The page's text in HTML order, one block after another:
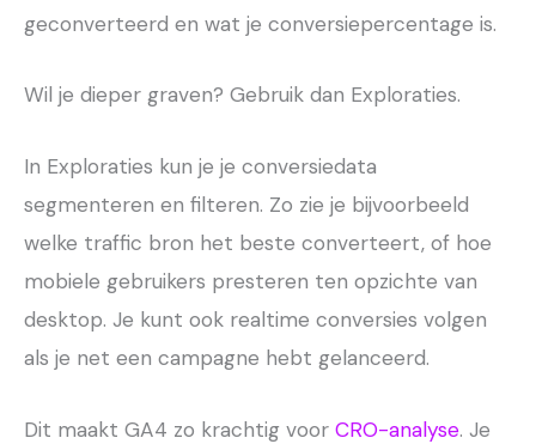
geconverteerd en wat je conversiepercentage is.
Wil je dieper graven? Gebruik dan Exploraties.
In Exploraties kun je je conversiedata
segmenteren en filteren. Zo zie je bijvoorbeeld
welke traffic bron het beste converteert, of hoe
mobiele gebruikers presteren ten opzichte van
desktop. Je kunt ook realtime conversies volgen
als je net een campagne hebt gelanceerd.
Dit maakt GA4 zo krachtig voor CRO-analyse. Je